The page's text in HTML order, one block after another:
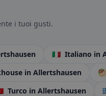
i tuoi gusti.
🇮🇹 Italiano in
in Allertshausen 🥙
Turco in Allertshausen